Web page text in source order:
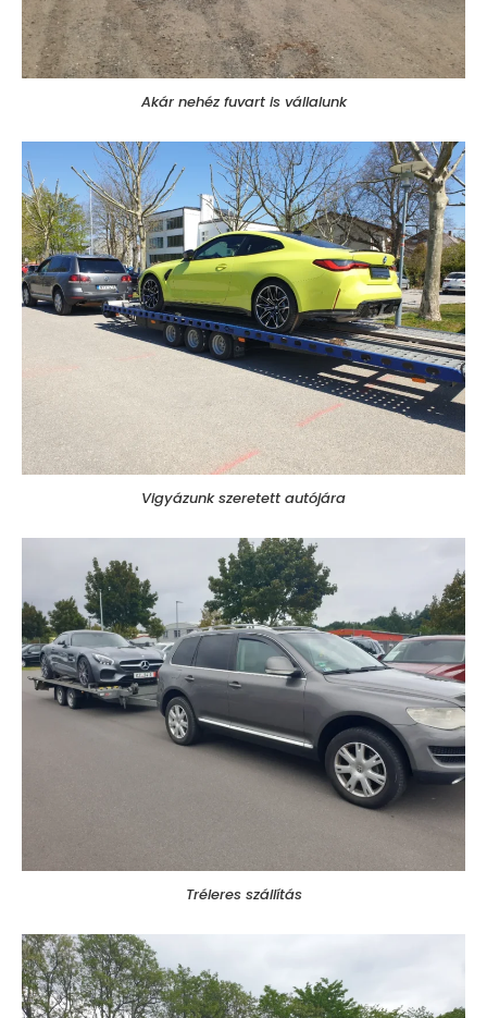
Akár nehéz fuvart is vállalunk
Vigyázunk szeretett autójára
Tréleres szállítás